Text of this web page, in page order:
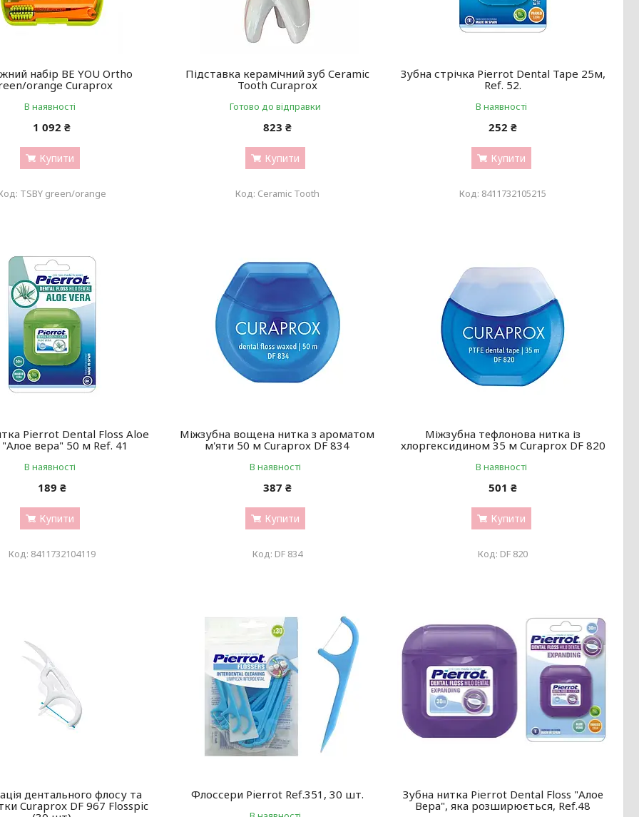
набір BE YOU Ortho
orange Curaprox
В наявності
1 092 ₴
Купити
TSBY green/orange
Підставка керамічний зуб Ceramic
Tooth Curaprox
Готово до відправки
823 ₴
Купити
Ceramic Tooth
Зубна стрічка Pierrot Dental Tape 25м,
Ref. 52.
В наявності
252 ₴
Купити
8411732105215
Pierrot Dental Floss Aloe
вера" 50 м Ref. 41
В наявності
189 ₴
Купити
8411732104119
Міжзубна вощена нитка з ароматом
м'яти 50 м Curaprox DF 834
В наявності
387 ₴
Купити
DF 834
Міжзубна тефлонова нитка із
хлоргексидином 35 м Curaprox DF 820
В наявності
501 ₴
Купити
DF 820
дентального флосу та
Curaprox DF 967 Flosspic
Флоссери Pierrot Ref.351, 30 шт.
Зубна нитка Pierrot Dental Floss "Алое
Вера", яка розширюється, Ref.48